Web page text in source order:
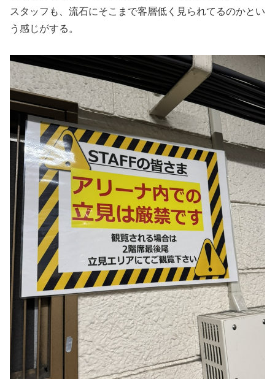
スタッフも、流石にそこまで客層低く見られてるのかとい
う感じがする。